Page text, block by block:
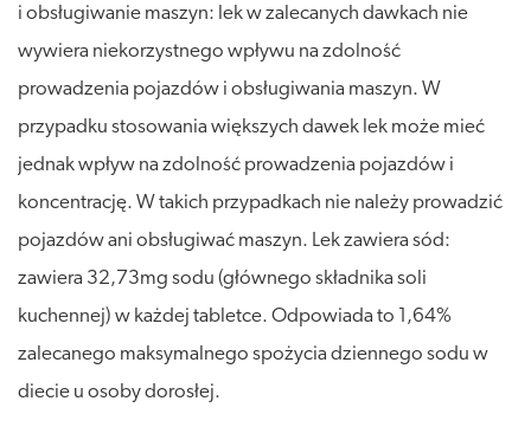
i obsługiwanie maszyn: lek w zalecanych dawkach nie
wywiera niekorzystnego wpływu na zdolność
prowadzenia pojazdów i obsługiwania maszyn. W
przypadku stosowania większych dawek lek może mieć
jednak wpływ na zdolność prowadzenia pojazdów i
koncentrację. W takich przypadkach nie należy prowadzić
pojazdów ani obsługiwać maszyn. Lek zawiera sód:
zawiera 32,73mg sodu (głównego składnika soli
kuchennej) w każdej tabletce. Odpowiada to 1,64%
zalecanego maksymalnego spożycia dziennego sodu w
diecie u osoby dorosłej.